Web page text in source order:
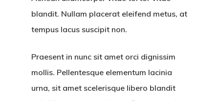
blandit. Nullam placerat eleifend metus, at
tempus lacus suscipit non.
Praesent in nunc sit amet orci dignissim
mollis. Pellentesque elementum lacinia
urna, sit amet scelerisque libero blandit